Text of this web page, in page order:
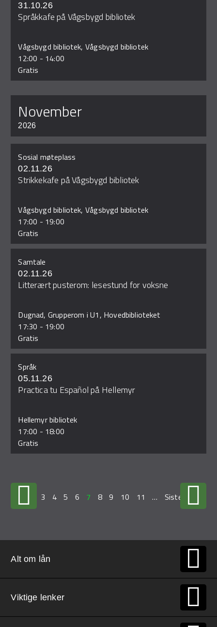
31.10.26
Språkkafe på Vågsbygd bibliotek
Vågsbygd bibliotek, Vågsbygd bibliotek
12:00 - 14:00
Gratis
november
2026
Sosial møteplass
02.11.26
Strikkekafe på Vågsbygd bibliotek
Vågsbygd bibliotek, Vågsbygd bibliotek
17:00 - 19:00
Gratis
Samtale
02.11.26
Litterært pusterom: lesestund for voksne
Dugnad, Grupperom i U1, Hovedbiblioteket
17:30 - 19:00
Gratis
Språk
05.11.26
Practica tu Español på Hellemyr
Hellemyr bibliotek
17:00 - 18:00
Gratis
3 4 5 6 7 8 9 10 11 … Siste »
Alt om lån
Viktige lenker